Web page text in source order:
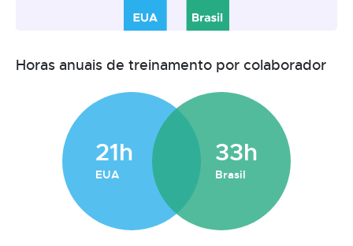
Horas anuais de treinamento por colaborador
21h
EUA
33h
Brasil